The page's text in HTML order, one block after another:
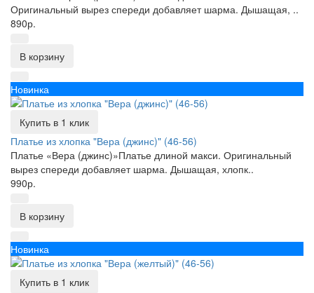
Оригинальный вырез спереди добавляет шарма. Дышащая, ..
890р.
В корзину
Новинка
Купить в 1 клик
Платье из хлопка "Вера (джинс)" (46-56)
Платье «Вера (джинс)»Платье длиной макси. Оригинальный
вырез спереди добавляет шарма. Дышащая, хлопк..
990р.
В корзину
Новинка
Купить в 1 клик